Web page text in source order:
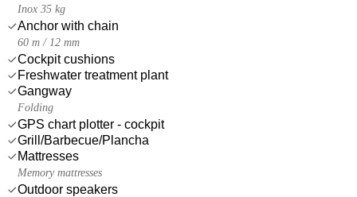
Inox 35 kg
Anchor with chain
60 m / 12 mm
Cockpit cushions
Freshwater treatment plant
Gangway
Folding
GPS chart plotter - cockpit
Grill/Barbecue/Plancha
Mattresses
Memory mattresses
Outdoor speakers